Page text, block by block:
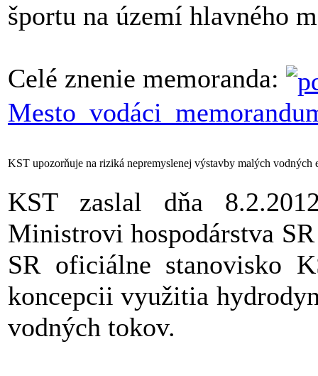
športu na území hlavného
Celé znenie memoranda:
KST upozorňuje na riziká nepremyslenej výstavby malých vodných
KST zaslal dňa
Ministrovi hospodárstva
SR oficiálne stanovisko
koncepcii využitia
vodných tokov.